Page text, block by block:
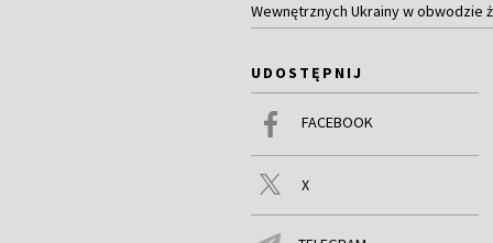
Wewnętrznych Ukrainy w obwodzie
UDOSTĘPNIJ
FACEBOOK
X